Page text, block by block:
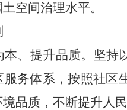
空间治理水平。
本、提升品质。坚持
务体系，按照社区
品质，不断提升人